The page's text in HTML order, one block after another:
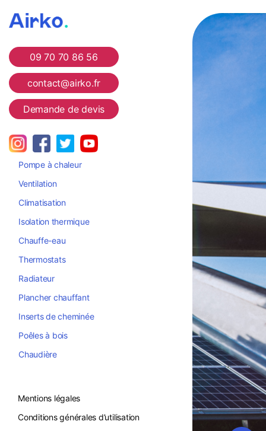
Airko09 70 70 86 56
contact@airko.fr
Demande de devis
Pompe à chaleur
Ventilation
Climatisation
Isolation thermique
Chauffe-eau
Thermostats
Radiateur
Plancher chauffant
Inserts de cheminée
Poêles à bois
Chaudière
Mentions légales
Conditions générales d’utilisation